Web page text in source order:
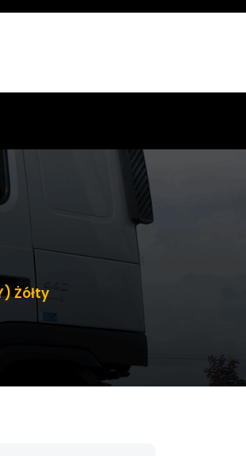
Żółty